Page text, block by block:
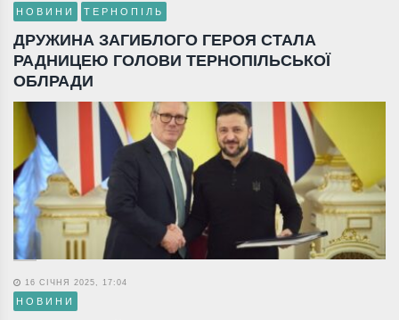
НОВИНИ ТЕРНОПІЛЬ
ДРУЖИНА ЗАГИБЛОГО ГЕРОЯ СТАЛА
РАДНИЦЕЮ ГОЛОВИ ТЕРНОПІЛЬСЬКОЇ
ОБЛРАДИ
16 СІЧНЯ 2025, 17:04
НОВИНИ